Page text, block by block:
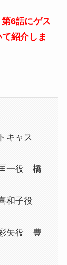
6話にゲス
紹介しま
キャス
一役 橋
和子役
矢役 豊